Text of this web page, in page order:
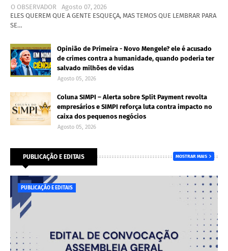
O OBSERVADOR
Agosto 07, 2026
ELES QUEREM QUE A GENTE ESQUEÇA, MAS TEMOS QUE LEMBRAR PARA
SE…
Opinião de Primeira - Novo Mengele? ele é acusado
de crimes contra a humanidade, quando poderia ter
salvado milhões de vidas
Agosto 05, 2026
Coluna SIMPI – Alerta sobre Split Payment revolta
empresários e SIMPI reforça luta contra impacto no
caixa dos pequenos negócios
Agosto 05, 2026
PUBLICAÇÃO E EDITAIS MOSTRAR MAIS
PUBLICAÇÃO E EDITAIS